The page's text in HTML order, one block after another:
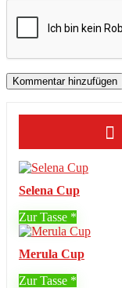
Selena Cup
Zur Tasse
Merula Cup
Zur Tasse